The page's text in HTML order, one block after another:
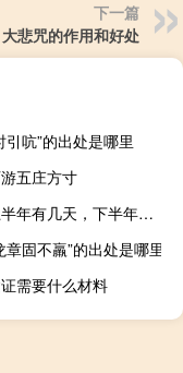
下一篇
大悲咒的作用和好处
引吭”的出处是哪里
五庄方寸
平年上半年有几天，下半年有几天
章固不羸”的出处是哪里
需要什么材料